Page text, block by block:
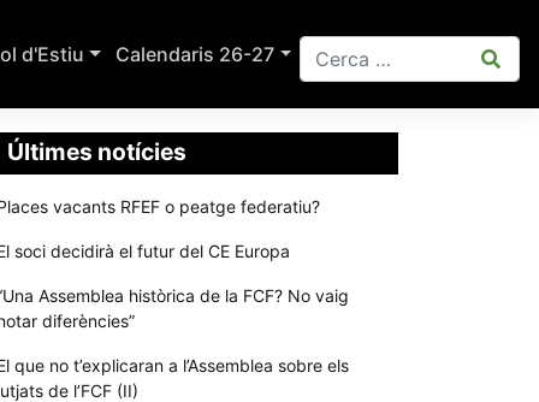
d'Estiu Calendaris 26-27
Últimes notícies
vacants RFEF o peatge federatiu?
soci decidirà el futur del CE Europa
Assemblea històrica de la FCF? No vaig
diferències”
que no t’explicaran a l’Assemblea sobre els
de l’FCF (II)